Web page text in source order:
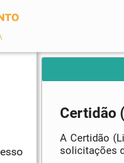
Certidão
A Certidão
solicitações